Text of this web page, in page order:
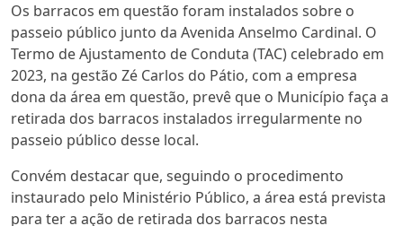
Os barracos em questão foram instalados sobre o
passeio público junto da Avenida Anselmo Cardinal. O
Termo de Ajustamento de Conduta (TAC) celebrado em
2023, na gestão Zé Carlos do Pátio, com a empresa
dona da área em questão, prevê que o Município faça a
retirada dos barracos instalados irregularmente no
passeio público desse local.
Convém destacar que, seguindo o procedimento
instaurado pelo Ministério Público, a área está prevista
para ter a ação de retirada dos barracos nesta